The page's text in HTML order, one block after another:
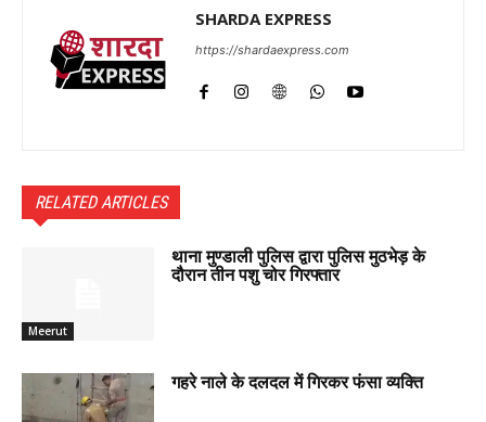
SHARDA EXPRESS
https://shardaexpress.com
RELATED ARTICLES
Meerut
थाना मुण्डाली पुलिस द्वारा पुलिस मुठभेड़ के
दौरान तीन पशु चोर गिरफ्तार
गहरे नाले के दलदल में गिरकर फंसा व्यक्ति